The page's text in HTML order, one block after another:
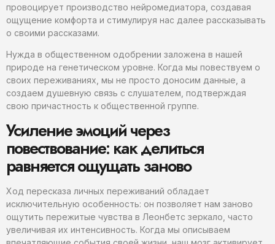
провоцирует производство нейромедиатора, создавая
ощущение комфорта и стимулируя нас далее рассказывать
о своими рассказами.
Нужда в общественном одобрении заложена в нашей
природе на генетическом уровне. Когда мы повествуем о
своих переживаниях, мы не просто доносим данные, а
создаем душевную связь с слушателем, подтверждая
свою причастность к общественной группе.
Усиление эмоций через
повествование: как делиться
равняется ощущать заново
Ход пересказа личных переживаний обладает
исключительную особенность: он позволяет нам заново
ощутить пережитые чувства в Леонбетс зеркало, часто
увеличивая их интенсивность. Когда мы описываем